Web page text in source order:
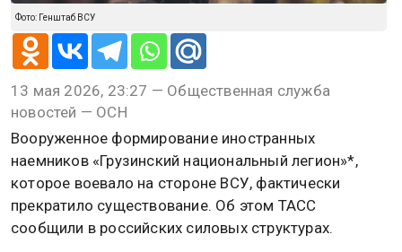
Фото: Генштаб ВСУ
13 мая 2026, 23:27 — Общественная служба
новостей — ОСН
Вооруженное формирование иностранных
наемников «Грузинский национальный легион»*,
которое воевало на стороне ВСУ, фактически
прекратило существование. Об этом ТАСС
сообщили в российских силовых структурах.